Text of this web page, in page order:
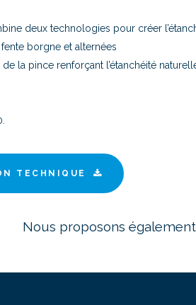
deux technologies pour créer
borgne et alternées
de la pince renforçant l’étanchéité
TECHNIQUE
Nous proposons